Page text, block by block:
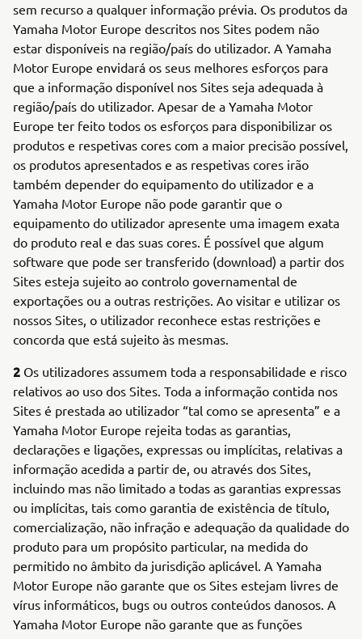
sem recurso a qualquer informação prévia. Os produtos da
Yamaha Motor Europe descritos nos Sites podem não
estar disponíveis na região/país do utilizador. A Yamaha
Motor Europe envidará os seus melhores esforços para
que a informação disponível nos Sites seja adequada à
região/país do utilizador. Apesar de a Yamaha Motor
Europe ter feito todos os esforços para disponibilizar os
produtos e respetivas cores com a maior precisão possível,
os produtos apresentados e as respetivas cores irão
também depender do equipamento do utilizador e a
Yamaha Motor Europe não pode garantir que o
equipamento do utilizador apresente uma imagem exata
do produto real e das suas cores. É possível que algum
software que pode ser transferido (download) a partir dos
Sites esteja sujeito ao controlo governamental de
exportações ou a outras restrições. Ao visitar e utilizar os
nossos Sites, o utilizador reconhece estas restrições e
concorda que está sujeito às mesmas.
2 Os utilizadores assumem toda a responsabilidade e risco
relativos ao uso dos Sites. Toda a informação contida nos
Sites é prestada ao utilizador “tal como se apresenta” e a
Yamaha Motor Europe rejeita todas as garantias,
declarações e ligações, expressas ou implícitas, relativas a
informação acedida a partir de, ou através dos Sites,
incluindo mas não limitado a todas as garantias expressas
ou implícitas, tais como garantia de existência de título,
comercialização, não infração e adequação da qualidade do
produto para um propósito particular, na medida do
permitido no âmbito da jurisdição aplicável. A Yamaha
Motor Europe não garante que os Sites estejam livres de
vírus informáticos, bugs ou outros conteúdos danosos. A
Yamaha Motor Europe não garante que as funções